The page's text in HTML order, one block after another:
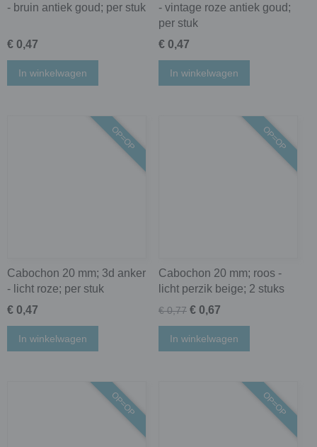
- bruin antiek goud; per stuk
€ 0,47
In winkelwagen
- vintage roze antiek goud;
per stuk
€ 0,47
In winkelwagen
OP=OP
Cabochon 20 mm; 3d anker
- licht roze; per stuk
€ 0,47
In winkelwagen
OP=OP
Cabochon 20 mm; roos -
licht perzik beige; 2 stuks
€ 0,77 € 0,67
In winkelwagen
OP=OP OP=OP